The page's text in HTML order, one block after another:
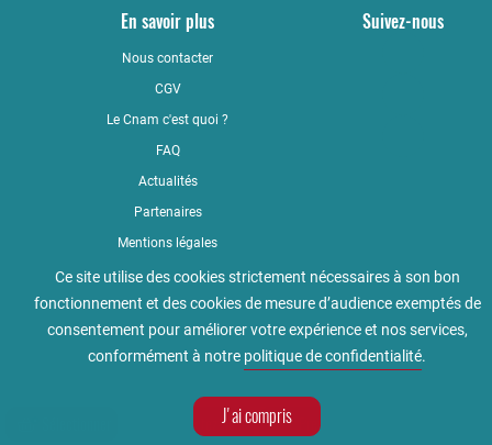
Contactez-nous Prenez RDV
En savoir plus
Nous contacter
CGV
Le Cnam c'est quoi ?
FAQ
Actualités
Partenaires
Mentions légales
Qualité
Règlement intérieur
Accessibilité : non conforme
Politique de confidentialité
Suivez-nous
Ce site utilise des cookies strictement nécessaires à son bon
fonctionnement et des cookies de mesure d’audience exemptés de
consentement pour améliorer votre expérience et nos services,
conformément à notre politique de confidentialité.
J'ai compris